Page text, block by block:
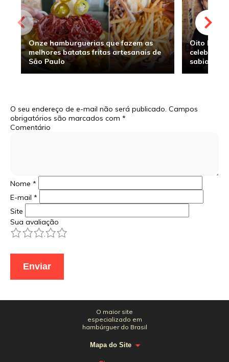
Onze hamburguerias que fazem as
melhores batatas fritas artesanais de
São Paulo
Oito
sabia
O seu endereço de e-mail não será publicado. Campos
obrigatórios são marcados com *
Comentário
Nome *
E-mail *
Site
Sua avaliação
5
4
3
2
O maior site
especializado em
hambúrguer do Brasil
Mapa do Site